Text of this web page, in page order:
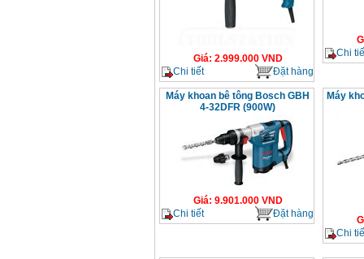
Giá: 2.999.000VND
Chi tiết
Đặt hàng
Chi
Máy khoan bê tông Bosch GBH
4-32DFR (900W)
Giá: 9.901.000VND
Chi tiết
Đặt hàng
Máy
Chi